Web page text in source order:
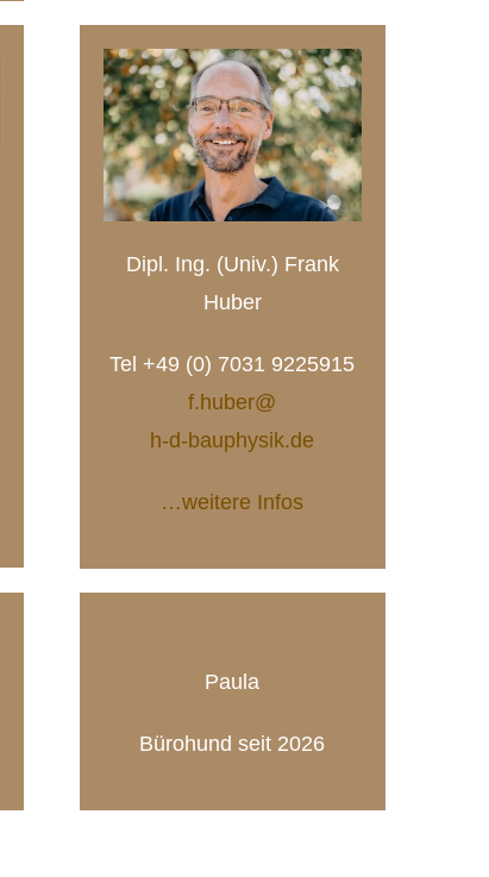
Dipl. Ing. (Univ.) Frank
Huber
Tel +49 (0) 7031 9225915
f.huber@
h-d-bauphysik.de
…weitere Infos
Paula
Bürohund seit 2026